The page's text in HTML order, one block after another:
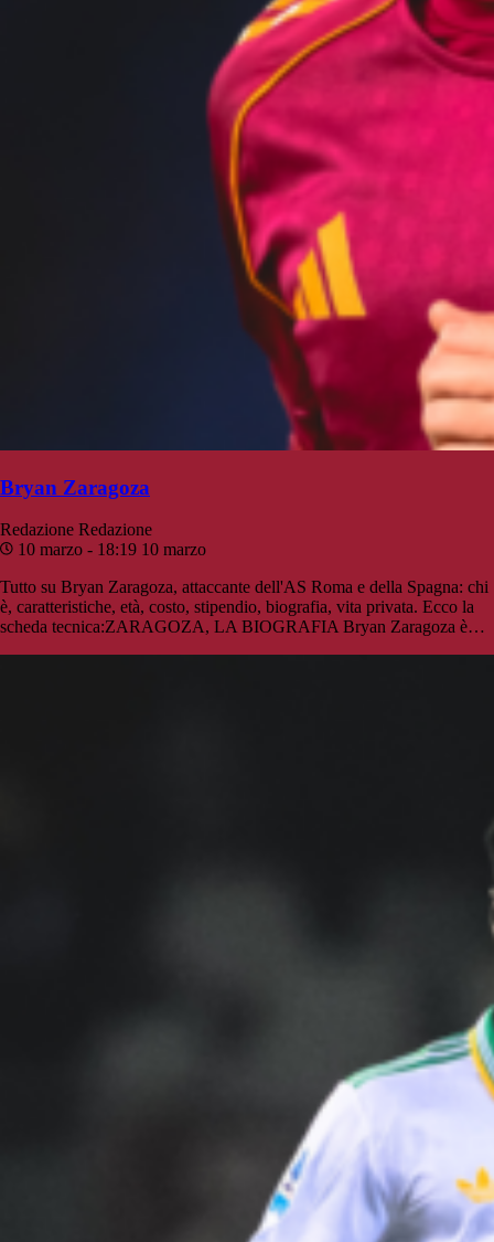
Bryan Zaragoza
Redazione Redazione
10 marzo - 18:19 10 marzo
Tutto su Bryan Zaragoza, attaccante dell'AS Roma e della Spagna: chi
è, caratteristiche, età, costo, stipendio, biografia, vita privata. Ecco la
scheda tecnica:ZARAGOZA, LA BIOGRAFIA Bryan Zaragoza è…